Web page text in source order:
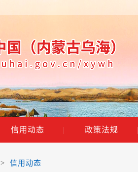
信用动态 | 政策法规
> 信用动态